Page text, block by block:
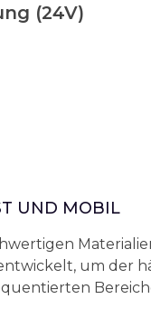
(24V)
UND MOBIL
um der